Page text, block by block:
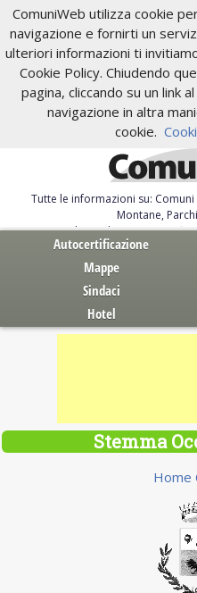
ComuniWeb utilizza cookie
navigazione e fornirti un
ulteriori informazioni ti
Cookie Policy. Chiudendo
pagina, cliccando su un link
navigazione in altra
cookie.
Tutte le informazioni su:
Montane,
Servizi al Cittadino.
Autocertificazione
Mappe
Sindaci
Hotel
Stemma
Home